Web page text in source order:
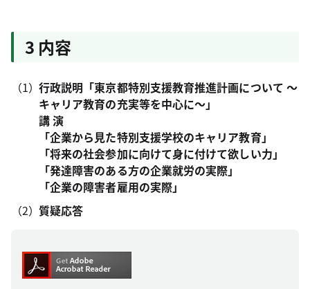
3 内容
行政説明「東京都特別支援教育推進計画について ～
キャリア教育の充実等を中心に～」
講 演
「企業から見た特別支援学校のキャリア教育」
「将来の社会参加に向けて身に付けて欲しい力」
「発達障害のある方の企業就労の実際」
「企業の障害者雇用の実際」
質疑応答